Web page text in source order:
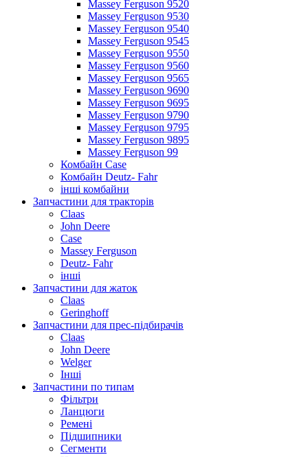
Massey Ferguson 9520
Massey Ferguson 9530
Massey Ferguson 9540
Massey Ferguson 9545
Massey Ferguson 9550
Massey Ferguson 9560
Massey Ferguson 9565
Massey Ferguson 9690
Massey Ferguson 9695
Massey Ferguson 9790
Massey Ferguson 9795
Massey Ferguson 9895
Massey Ferguson 99
Комбайн Case
Комбайн Deutz- Fahr
інші комбайни
Запчастини для тракторів
Claas
John Deere
Case
Massey Ferguson
Deutz- Fahr
інші
Запчастини для жаток
Claas
Geringhoff
Запчастини для прес-підбирачів
Claas
John Deere
Welger
Інші
Запчастини по типам
Фільтри
Ланцюги
Ремені
Підшипники
Сегменти